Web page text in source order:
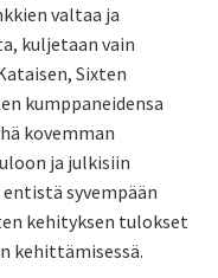
valtaa ja
kuljetaan vain
Sixten
kumppaneidensa
kovemman
ja julkisiin
syvempään
kehityksen tulokset
kehittämisessä.